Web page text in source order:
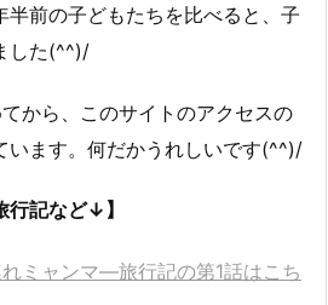
半前の子どもたちを比べると、子
した(^^)/
から、このサイトのアクセスの
います。何だかうれしいです(^^)/
行記など↓】
ミャンマ―旅行記の第1話はこち